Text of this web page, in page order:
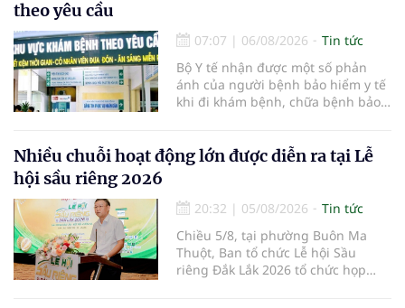
theo yêu cầu
07:07 | 06/08/2026
Tin tức
Bộ Y tế nhận được một số phản
ánh của người bệnh bảo hiểm y tế
khi đi khám bệnh, chữa bệnh bảo
bệnh, chữa bệnh theo yêu cầu
nhưng vẫn phải nộp thêm các chi
phần cùng chi trả.
Nhiều chuỗi hoạt động lớn được diễn ra tại Lễ
hội sầu riêng 2026
20:32 | 05/08/2026
Tin tức
Chiều 5/8, tại phường Buôn Ma
Thuột, Ban tổ chức Lễ hội Sầu
riêng Đắk Lắk 2026 tổ chức họp